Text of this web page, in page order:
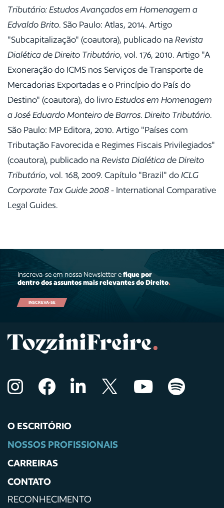
Tributário: Estudos Avançados em Homenagem a
Edvaldo Brito. São Paulo: Atlas, 2014. Artigo
"Subcapitalização" (coautora), publicado na Revista
Dialética de Direito Tributário, vol. 176, 2010. Artigo "A
Exoneração do ICMS nos Serviços de Transporte de
Mercadorias Exportadas e o Princípio do País do
Destino" (coautora), do livroEstudos em Homenagem
a José Eduardo Monteiro de Barros. Direito Tributário.
São Paulo: MP Editora, 2010. Artigo "Países com
Tributação Favorecida e Regimes Fiscais Privilegiados"
(coautora), publicado na Revista Dialética de Direito
Tributário, vol. 168, 2009. Capítulo "Brazil" doICLG
Corporate Tax Guide 2008- International Comparative
Legal Guides.
Inscreva-se em nossa Newsletter efique por
dentro dos assuntos mais relevantes do Direito.
INSCREVA-SE
O ESCRITÓRIO
NOSSOS PROFISSIONAIS
CARREIRAS
CONTATO
RECONHECIMENTO